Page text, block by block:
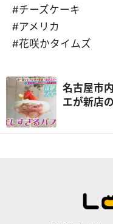
#チーズケーキ
#アメリカ
#花咲かタイムズ
名古屋市
エが新店